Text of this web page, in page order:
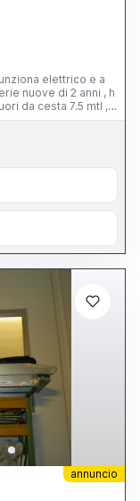
annuncio